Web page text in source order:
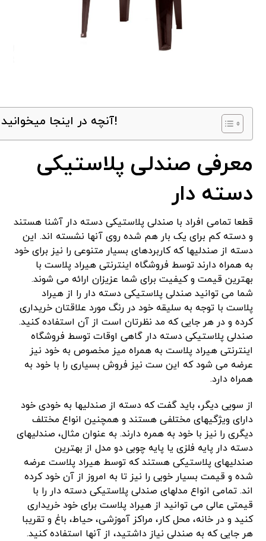
آنچه در اینجا میخوانید!
معرفی صندلی پلاستیکی
دسته دار
قطعا تمامی افراد با صندلی پلاستیکی دسته دار آشنا هستند
و دسته کم برای یک بار هم شده روی آنها نشسته اند. این
دسته از صندلیها که کاربردهای بسیار متنوعی را نیز برای خود
به همراه دارند توسط فروشگاه اینترنتی هیراد پلاست با
بهترین قیمت و کیفیت برای شما عزیزان ارائه می شوند.
شما می توانید صندلی پلاستیکی دسته دار را از هیراد
پلاست با توجه به سلیقه خود در رنگ مورد علاقتان خریداری
کرده و در هر جایی که مد نظرتان است از آن استفاده کنید.
صندلی پلاستیکی دسته دار گاهی اوقات توسط فروشگاه
اینترنتی هیراد پلاست به همراه میز مخصوص به خود نیز
عرضه می شود که این ست نیز فروش بسیاری را با خود به
همراه دارد.
از سویی دیگر، باید گفت که دسته از صندلیها به خودی خود
دارای ویژگیهای مختلفی هستند و همچنین انواع مختلف
دیگری را نیز با خود به همره دارند. به عنوان مثال، صندلیهای
دسته دار پایه فلزی یا پایه چوبی دو مدل از بهترین
صندلیهای پلاستیکی هستند که توسط هیراد پلاست عرضه
شده و قیمت بسیار خوبی را نیز تا به امروز از آن خود کرده
اند. تمامی انواع مدلهای صندلی پلاستیکی دسته دار را با
قیمتی عالی می توانید از هیراد پلاست برای خود خریداری
کنید و در خانه، محل کار، مراکز آموزشی، حیاط، باغ و تقریبا
هر جایی که به صندلی نیاز داشتید، از آنها استفاده کنید.